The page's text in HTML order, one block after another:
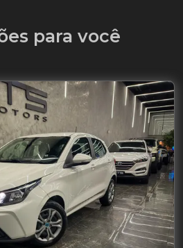
para você